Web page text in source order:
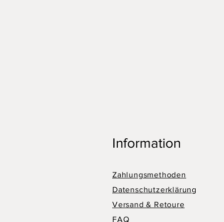
Information
Zahlungsmethoden
Datenschutzerklärung
Versand & Retoure
FAQ